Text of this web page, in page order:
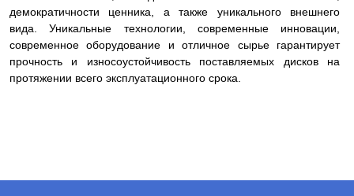
демократичности ценника, а также уникального внешнего
вида. Уникальные технологии, современные инновации,
современное оборудование и отличное сырье гарантирует
прочность и износоустойчивость поставляемых дисков на
протяжении всего эксплуатационного срока.